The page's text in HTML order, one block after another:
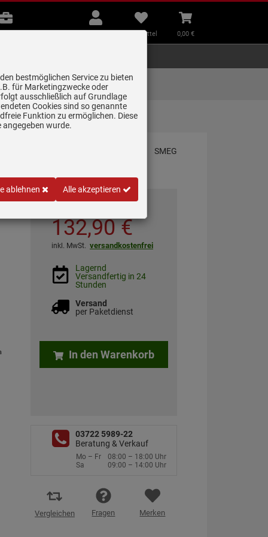
Beratung
Mein
Konto
Merkzettel
aufklappen
Merkzettel
Warenkorb
aufklappen
0,00 €
Lieferung zum
Wunschtermin
132,90 €
inkl. MwSt. versandkostenfrei
Lagernd
Versandfertig in 24
Stunden
Versand
per Paketdienst
In den Warenkorb
03722 5989-22
Beratung & Verkauf
Mo – Fr
08:00 – 18:00 Uhr
Sa
09:00 – 14:00 Uhr
Vergleichen Fragen Merken
bestmöglichen Service zu bieten
für Marketingzwecke oder
ausschließlich auf Grundlage
Cookies sind so genannte
Funktion zu ermöglichen. Diese
angegeben wurde.
ablehnen Alle akzeptieren